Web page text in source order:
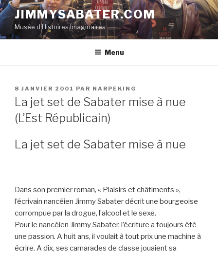
Aller
au
contenu
principal
JIMMYSABATER.COM
Musée d'Histoires Imaginaires
Menu
PUBLIÉ
LE
8 JANVIER 2001 PAR NARPEKING
La jet set de Sabater mise à nue
(L’Est Républicain)
La jet set de Sabater mise à nue
Dans son premier roman, « Plaisirs et châtiments »,
l’écrivain nancéien Jimmy Sabater décrit une bourgeoise
corrompue par la drogue, l’alcool et le sexe.
Pour le nancéien Jimmy Sabater, l’écriture a toujours été
une passion. A huit ans, il voulait à tout prix une machine à
écrire. A dix, ses camarades de classe jouaient sa